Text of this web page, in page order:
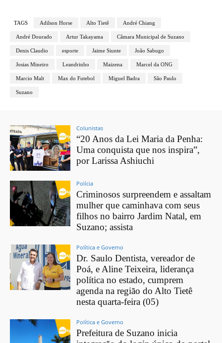
TAGS Adilson Horse Alto Tietê André Chiang
André Dourado Artur Takayama Câmara Municipal de Suzano
Denis Claudio esporte Jaime Siunte João Sabugo
Josias Mineiro Leandrinho Maizena Marcel da ONG
Marcio Malt Max do Futebol Miguel Badra São Paulo
Suzano
Colunistas
“20 Anos da Lei Maria da Penha:
Uma conquista que nos inspira”,
por Larissa Ashiuchi
Polícia
Criminosos surpreendem e assaltam
mulher que caminhava com seus
filhos no bairro Jardim Natal, em
Suzano; assista
Política e Governo
Dr. Saulo Dentista, vereador de
Poá, e Aline Teixeira, liderança
política no estado, cumprem
agenda na região do Alto Tietê
nesta quarta-feira (05)
Política e Governo
Prefeitura de Suzano inicia